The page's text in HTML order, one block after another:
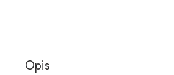
Opis